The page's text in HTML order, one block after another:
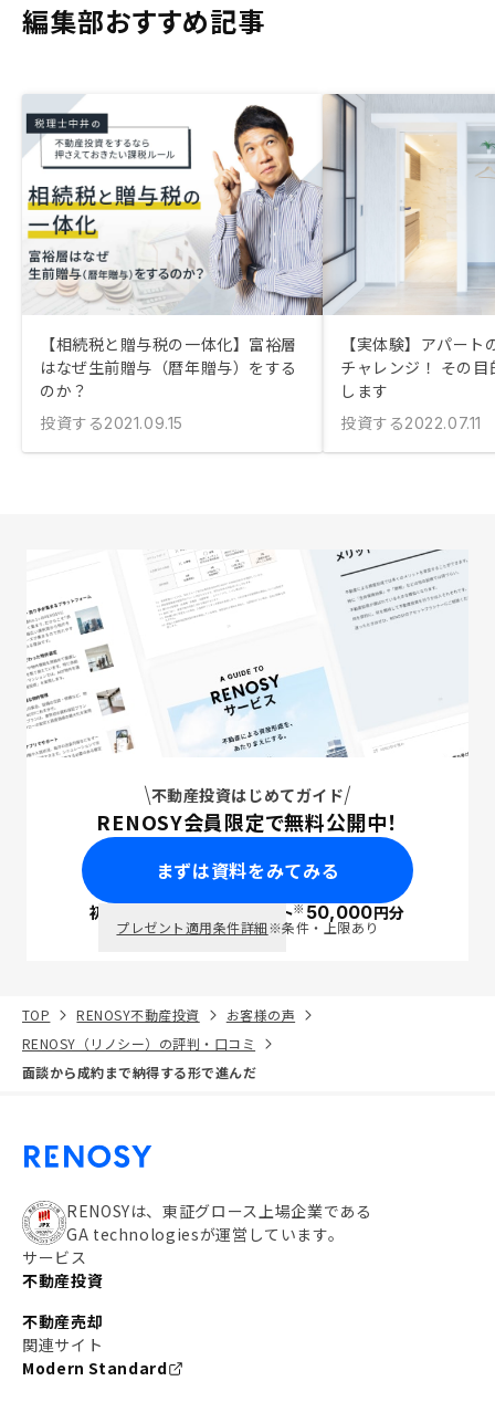
編集部おすすめ記事
【相続税と贈与税の一体化】富裕層
はなぜ生前贈与（暦年贈与）をする
のか？
投資する2021.09.15
【実体験】アパー
チャレンジ！ その
します
投資する2022.07.11
不動産投資はじめてガイド
RENOSY会員限定で無料公開中！
まずは資料をみてみる
初回面談で ポイント※50,000円分
プレゼント適用条件詳細※条件・上限あり
TOP RENOSY不動産投資
お客様の声
RENOSY（リノシー）の評判・口コミ
面談から成約まで納得する形で進んだ
RENOSYは、東証グロース上場企業である
GA technologiesが運営しています。
サービス
不動産投資
不動産売却
関連サイト
Modern Standard